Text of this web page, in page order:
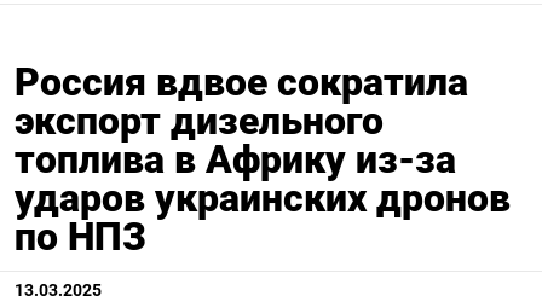
Россия вдвое сократила
экспорт дизельного
топлива в Африку из-за
ударов украинских дронов
по НПЗ
13.03.2025